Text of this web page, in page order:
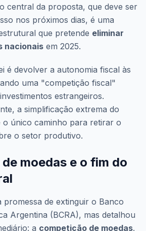
central da proposta, que deve ser
nos próximos dias, é uma
que pretende eliminar
nacionais em 2025.
é devolver a autonomia fiscal às
uma "competição fiscal"
estrangeiros.
a simplificação extrema do
o único caminho para retirar o
o setor produtivo.
moedas e o fim do
promessa de extinguir o Banco
Argentina (BCRA), mas detalhou
a competição de moedas.